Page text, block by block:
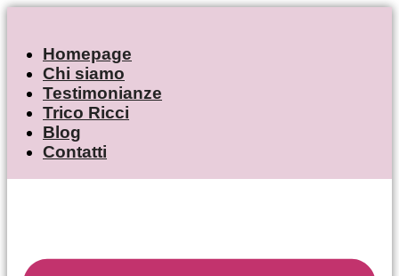
contenuto
Homepage
Chi siamo
Testimonianze
Trico Ricci
Blog
Contatti